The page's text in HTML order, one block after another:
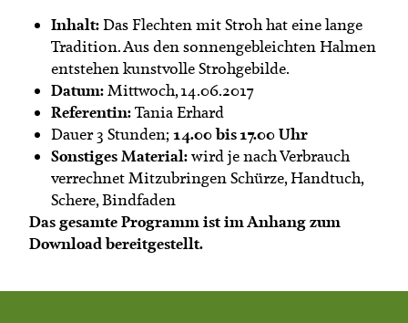
Inhalt:Das Flechten mit Stroh hat eine lange
Tradition. Aus den sonnengebleichten Halmen
entstehen kunstvolle Strohgebilde.
Datum:Mittwoch, 14.06.2017
Referentin:Tania Erhard
Dauer 3 Stunden;14.00 bis 17.00 Uhr
Sonstiges Material:wird je nach Verbrauch
verrechnet Mitzubringen Schürze, Handtuch,
Schere, Bindfaden
Das gesamte Programm ist im Anhang zum
Download bereitgestellt.